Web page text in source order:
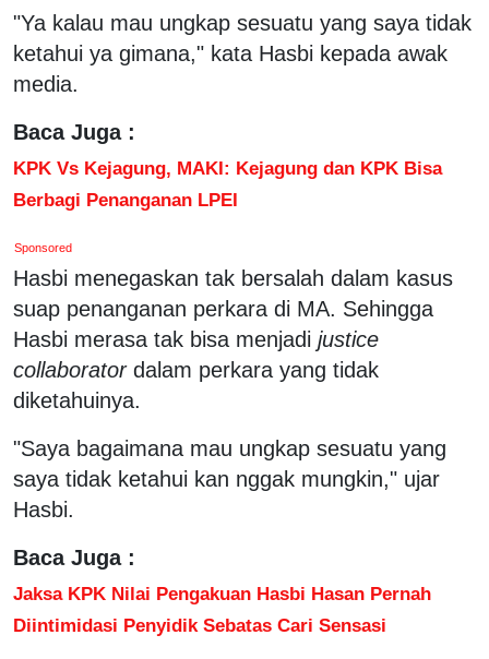
"Ya kalau mau ungkap sesuatu yang saya tidak
ketahui ya gimana," kata Hasbi kepada awak
media.
Baca Juga :
KPK Vs Kejagung, MAKI: Kejagung dan KPK Bisa
Berbagi Penanganan LPEI
Sponsored
Hasbi menegaskan tak bersalah dalam kasus
suap penanganan perkara di MA. Sehingga
Hasbi merasa tak bisa menjadi justice
collaboratordalam perkara yang tidak
diketahuinya.
"Saya bagaimana mau ungkap sesuatu yang
saya tidak ketahui kan nggak mungkin," ujar
Hasbi.
Baca Juga :
Jaksa KPK Nilai Pengakuan Hasbi Hasan Pernah
Diintimidasi Penyidik Sebatas Cari Sensasi